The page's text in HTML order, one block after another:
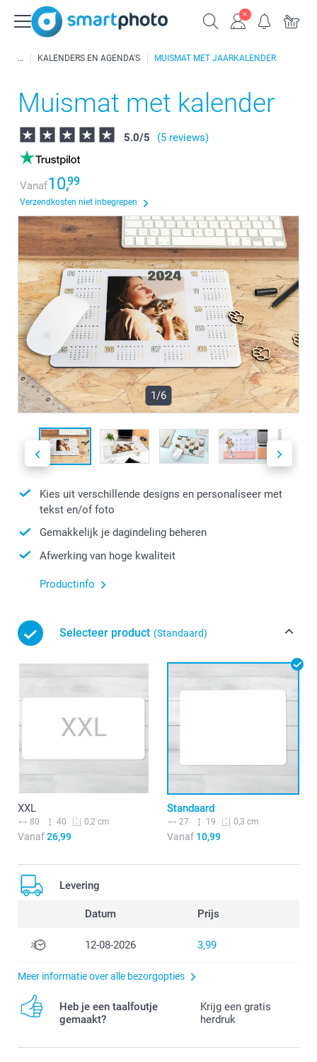
KALENDERS EN AGENDA'S MUISMAT MET JAARKALENDER
Muismat met kalender
5.0/5 (5 reviews)
Vanaf10,99
Verzendkosten niet inbegrepen
1/6
Kies uit verschillende designs en personaliseer met
tekst en/of foto
Gemakkelijk je dagindeling beheren
Afwerking van hoge kwaliteit
Productinfo
Selecteer product (Standaard)
XXL
80 40 0,2 cm
Vanaf26,99
Standaard
27 19 0,3 cm
Vanaf10,99
Levering
Datum Prijs
12-08-2026 3,99
Meer informatie over alle bezorgopties
Heb je een taalfoutje
gemaakt?
Krijg een gratis
herdruk